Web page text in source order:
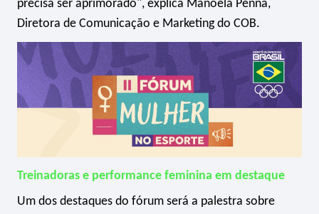
precisa ser aprimorado", explica Manoela Penna,
Diretora de Comunicação e Marketing do COB.
Treinadoras e performance feminina em destaque
Um dos destaques do fórum será a palestra sobre